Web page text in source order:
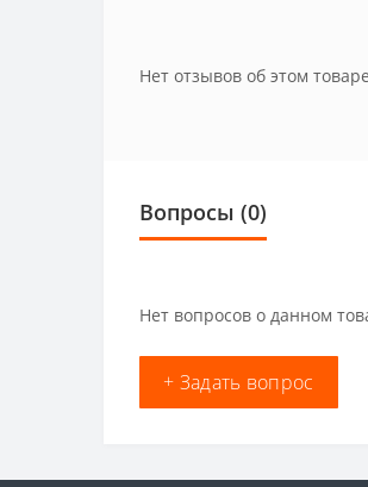
Нет отзывов об этом
Вопросы (0)
Нет вопросов о данном
+ Задать вопрос